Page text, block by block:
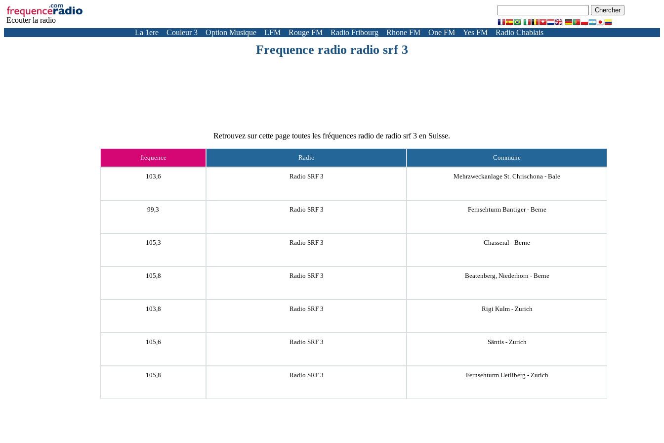
Ecouter la radio
La 1ere
Couleur 3 Option Musique LFM Rouge FM Radio Fribourg Rhone FM One FM Yes FM Radio Chablais
Frequence radio radio srf 3
Retrouvez sur cette page toutes les fréquences radio de radio srf 3 en Suisse.
frequence Radio Commune
103,6 Radio SRF 3 Mehrzweckanlage St. Chrischona - Bale
99,3 Radio SRF 3 Fernsehturm Bantiger - Berne
105,3 Radio SRF 3 Chasseral - Berne
105,8 Radio SRF 3 Beatenberg, Niederhorn - Berne
103,8 Radio SRF 3 Rigi Kulm - Zurich
105,6 Radio SRF 3 Säntis - Zurich
105,8 Radio SRF 3 Fernsehturm Uetliberg - Zurich